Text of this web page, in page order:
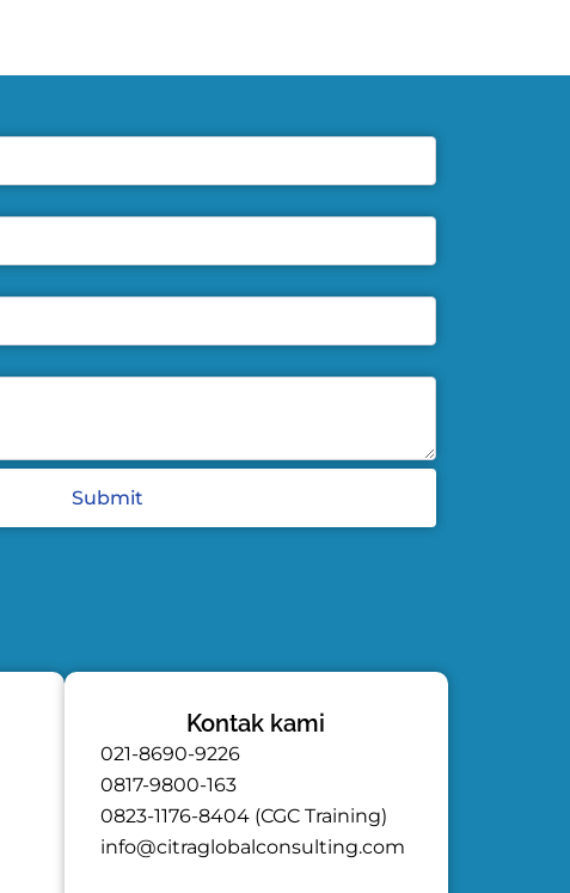
Submit
Kontak kami
021-8690-9226
0817-9800-163
0823-1176-8404 (CGC Training)
info@citraglobalconsulting.com